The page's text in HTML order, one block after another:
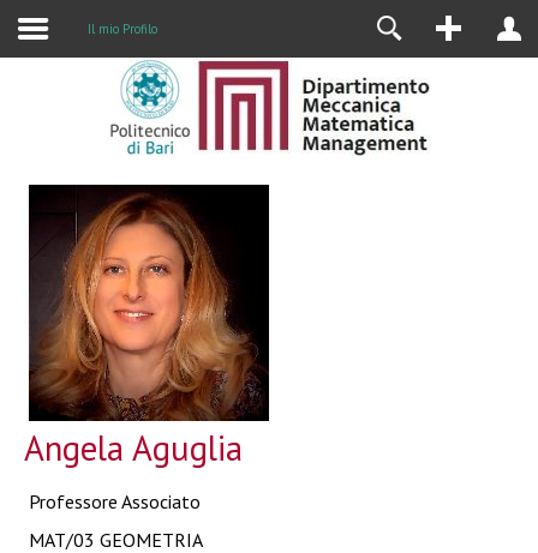
Il mio Profilo
Angela Aguglia
Professore Associato
MAT/03 GEOMETRIA